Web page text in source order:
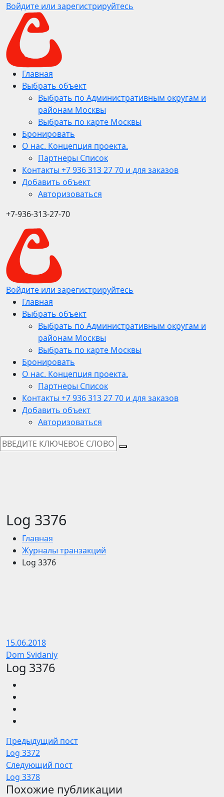
Войдите или зарегистрируйтесь
Главная
Выбрать объект
Выбрать по Административным округам и
районам Москвы
Выбрать по карте Москвы
Бронировать
О нас. Концепция проекта.
Партнеры Список
Контакты +7 936 313 27 70 и для заказов
Добавить объект
Авторизоваться
+7-936-313-27-70
Войдите или зарегистрируйтесь
Главная
Выбрать объект
Выбрать по Административным округам и
районам Москвы
Выбрать по карте Москвы
Бронировать
О нас. Концепция проекта.
Партнеры Список
Контакты +7 936 313 27 70 и для заказов
Добавить объект
Авторизоваться
Log 3376
Главная
Журналы транзакций
Log 3376
15.06.2018
Dom Svidaniy
Log 3376
Предыдущий пост
Log 3372
Следующий пост
Log 3378
Похожие публикации